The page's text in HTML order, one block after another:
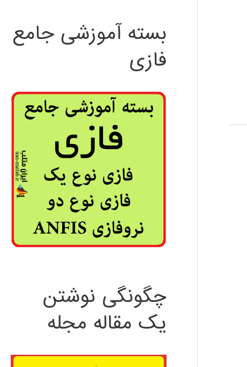
بسته آموزشی جامع
فازی
چگونگی نوشتن
یک مقاله مجله